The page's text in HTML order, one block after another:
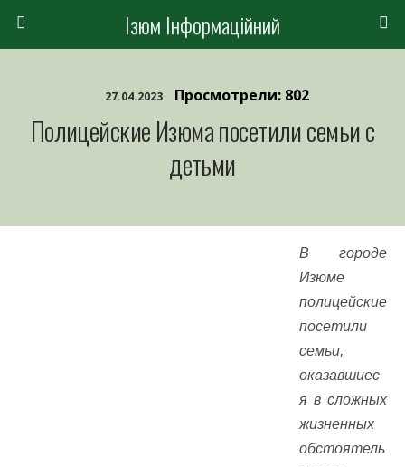
Ізюм Інформаційний
27.04.2023 Просмотрели: 802
Полицейские Изюма посетили семьи с
детьми
В городе
Изюме
полицейские
посетили
семьи,
оказавшиес
я в сложных
жизненных
обстоятель